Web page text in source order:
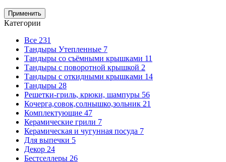
Применить
Категории
Все 231
Тандыры Утепленные 7
Тандыры со съёмными крышками 11
Тандыры с поворотной крышкой 2
Тандыры с откидными крышками 14
Тандыры 28
Решетки-гриль, крюки, шампуры 56
Кочерга,совок,солнышко,зольник 21
Комплектующие 47
Керамические грили 7
Керамическая и чугунная посуда 7
Для выпечки 5
Декор 24
Бестселлеры 26